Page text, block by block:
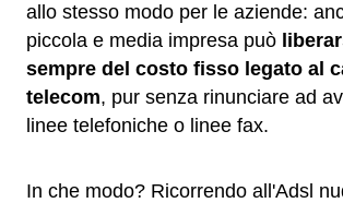
allo stesso modo per le aziende:
piccola e media impresa può
sempre del costo fisso legato al
telecom, pur senza rinunciare ad
linee telefoniche o linee fax.
In che modo? Ricorrendo all'Adsl